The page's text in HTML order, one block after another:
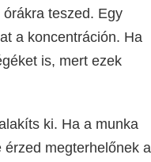
teszed. Egy
a koncentráción. Ha
is, mert ezek
ki. Ha a munka
megterhelőnek a